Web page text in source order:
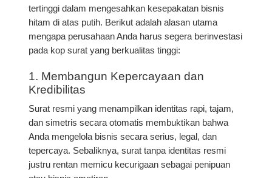
tertinggi dalam mengesahkan kesepakatan bisnis
hitam di atas putih. Berikut adalah alasan utama
mengapa perusahaan Anda harus segera berinvestasi
pada kop surat yang berkualitas tinggi:
1. Membangun Kepercayaan dan
Kredibilitas
Surat resmi yang menampilkan identitas rapi, tajam,
dan simetris secara otomatis membuktikan bahwa
Anda mengelola bisnis secara serius, legal, dan
tepercaya. Sebaliknya, surat tanpa identitas resmi
justru rentan memicu kecurigaan sebagai penipuan